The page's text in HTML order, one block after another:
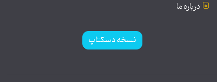
درباره ما
نسخه دسکتاپ